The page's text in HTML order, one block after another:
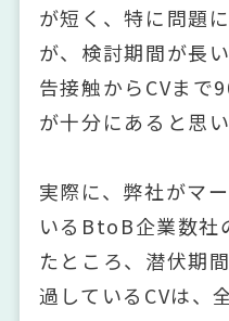
が短く、特に問題
が、検討期間が長
告接触からCVまで
が十分にあると思い
実際に、弊社がマ
いるBtoB企業数社
たところ、潜伏期
過しているCVは、